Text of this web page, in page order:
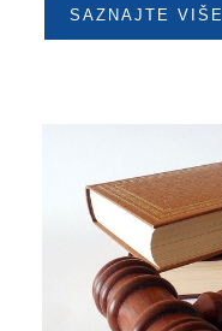
SAZNAJTE VIŠE